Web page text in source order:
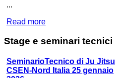
...
Read more
Stage e seminari tecnici
SeminarioTecnico di Ju Jitsu
CSEN-Nord Italia 25 gennaio